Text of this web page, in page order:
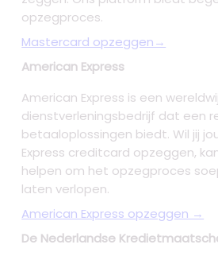
opzegproces.
Mastercard opzeggen→
American Express
American Express is een
dienstverleningsbedrijf dat een
betaaloplossingen biedt. Wil jij
Express creditcard opzeggen,
helpen om het opzegproces
laten verlopen.
American Express opzeggen →
De Nederlandse